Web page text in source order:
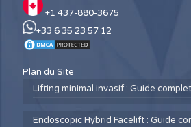
+1 437-880-3675
+33 6 35 23 57 12
Plan du Site
Lifting minimal invasif : Guide complet
Endoscopic Hybrid Facelift : Guide